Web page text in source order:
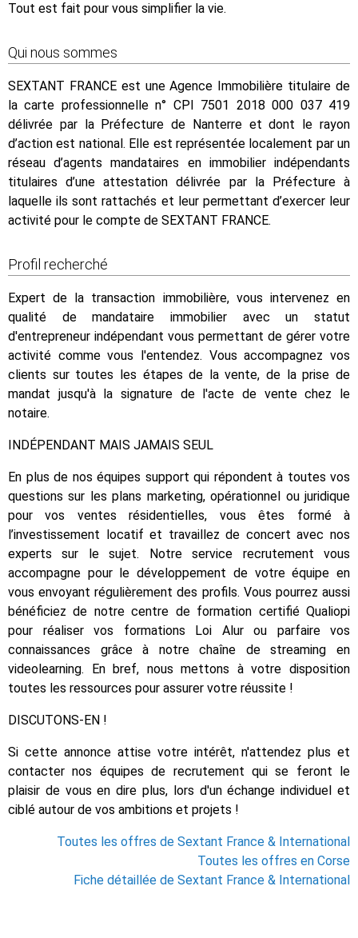
Tout est fait pour vous simplifier la vie.
Qui nous sommes
SEXTANT FRANCE est une Agence Immobilière titulaire de
la carte professionnelle n° CPI 7501 2018 000 037 419
délivrée par la Préfecture de Nanterre et dont le rayon
d’action est national. Elle est représentée localement par un
réseau d’agents mandataires en immobilier indépendants
titulaires d’une attestation délivrée par la Préfecture à
laquelle ils sont rattachés et leur permettant d’exercer leur
activité pour le compte de SEXTANT FRANCE.
Profil recherché
Expert de la transaction immobilière, vous intervenez en
qualité de mandataire immobilier avec un statut
d'entrepreneur indépendant vous permettant de gérer votre
activité comme vous l'entendez. Vous accompagnez vos
clients sur toutes les étapes de la vente, de la prise de
mandat jusqu'à la signature de l'acte de vente chez le
notaire.
INDÉPENDANT MAIS JAMAIS SEUL
En plus de nos équipes support qui répondent à toutes vos
questions sur les plans marketing, opérationnel ou juridique
pour vos ventes résidentielles, vous êtes formé à
l’investissement locatif et travaillez de concert avec nos
experts sur le sujet. Notre service recrutement vous
accompagne pour le développement de votre équipe en
vous envoyant régulièrement des profils. Vous pourrez aussi
bénéficiez de notre centre de formation certifié Qualiopi
pour réaliser vos formations Loi Alur ou parfaire vos
connaissances grâce à notre chaîne de streaming en
videolearning. En bref, nous mettons à votre disposition
toutes les ressources pour assurer votre réussite !
DISCUTONS-EN !
Si cette annonce attise votre intérêt, n'attendez plus et
contacter nos équipes de recrutement qui se feront le
plaisir de vous en dire plus, lors d'un échange individuel et
ciblé autour de vos ambitions et projets !
Toutes les offres de Sextant France & International
Toutes les offres en Corse
Fiche détaillée de Sextant France & International